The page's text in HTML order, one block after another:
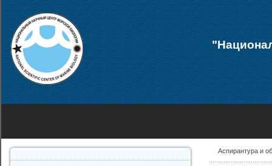
Аспирантура и